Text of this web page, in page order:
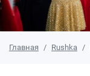
Главная Rushka